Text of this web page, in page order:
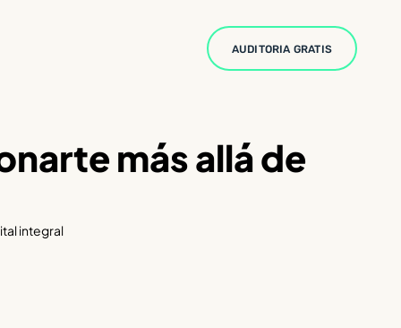
AUDITORIA GRATIS
más allá de
integral